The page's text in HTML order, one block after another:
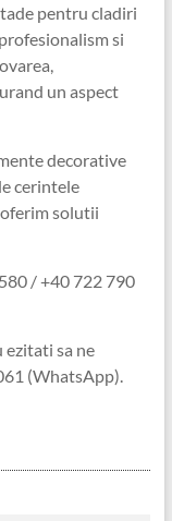
pentru cladiri
si
un aspect
decorative
cerintele
solutii
/ +40 722 790
ezitati sa ne
(WhatsApp).